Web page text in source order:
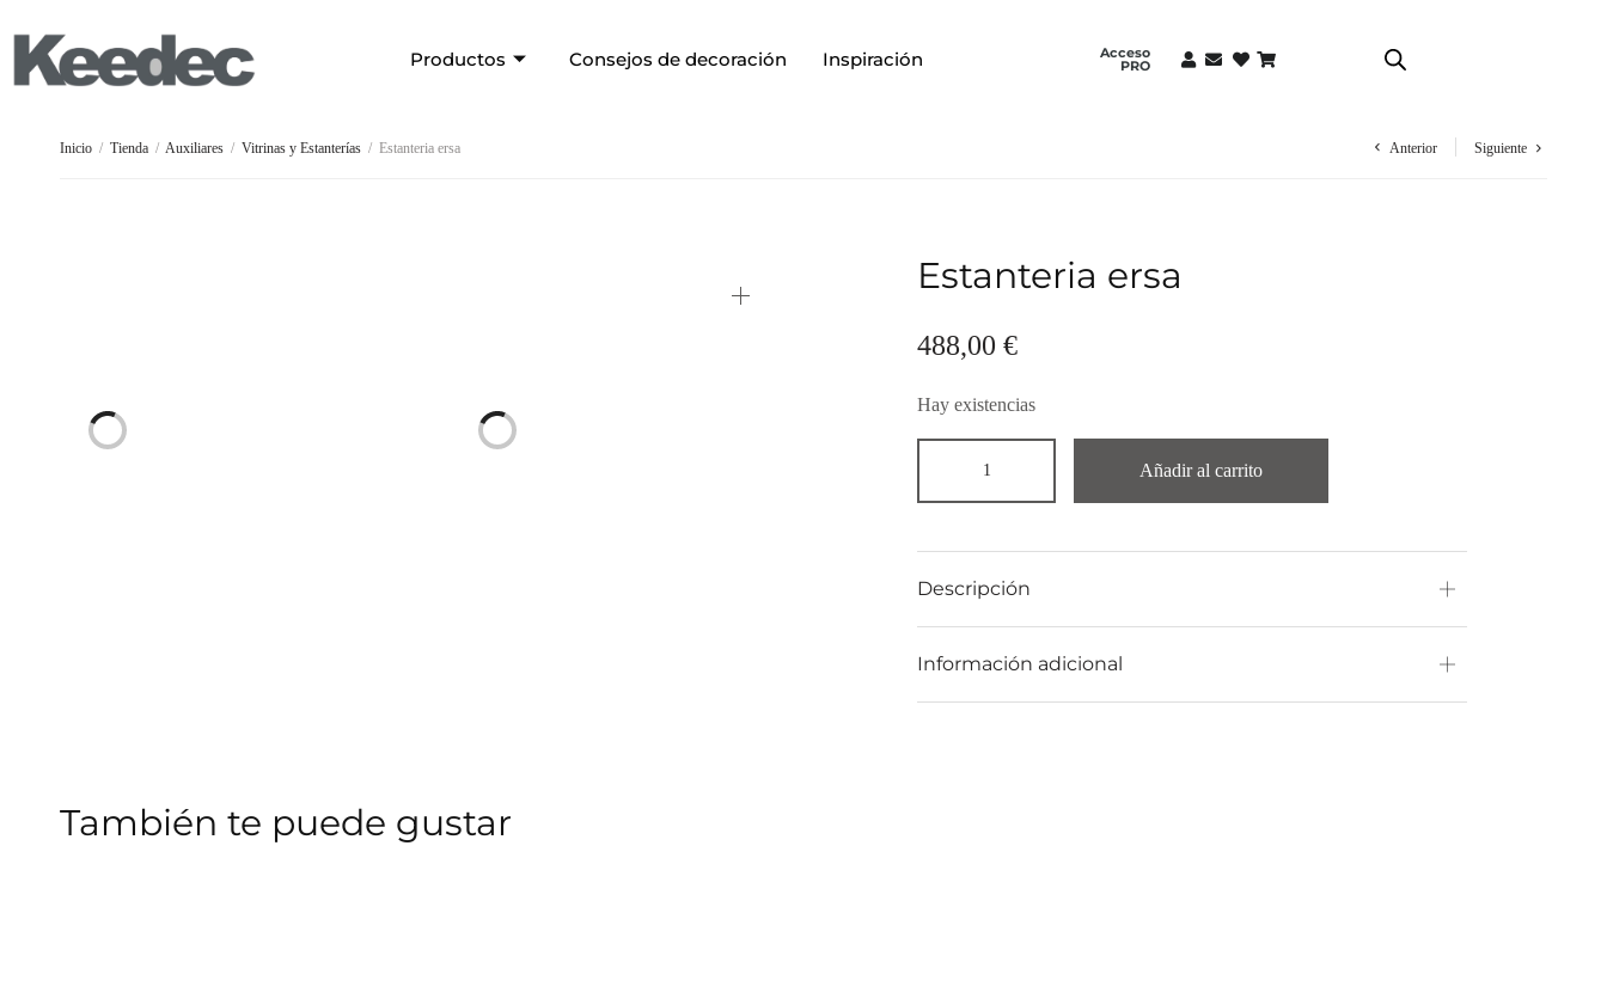
Productos Consejos de decoración Inspiración Acceso
PRO
Inicio / Tienda / Auxiliares / Vitrinas y Estanterías / Estanteria ersa Anterior Siguiente
Estanteria ersa
488,00€
Hay existencias
Añadir al carrito
Descripción
Información adicional
También te puede gustar